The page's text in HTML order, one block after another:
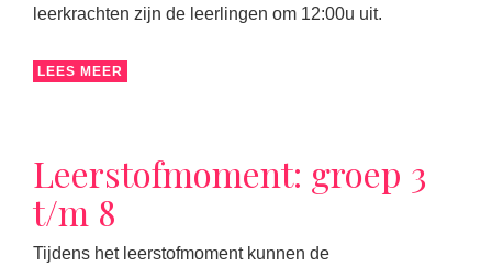
leerkrachten zijn de leerlingen om 12:00u uit.
LEES MEER
Leerstofmoment: groep 3
t/m 8
Tijdens het leerstofmoment kunnen de